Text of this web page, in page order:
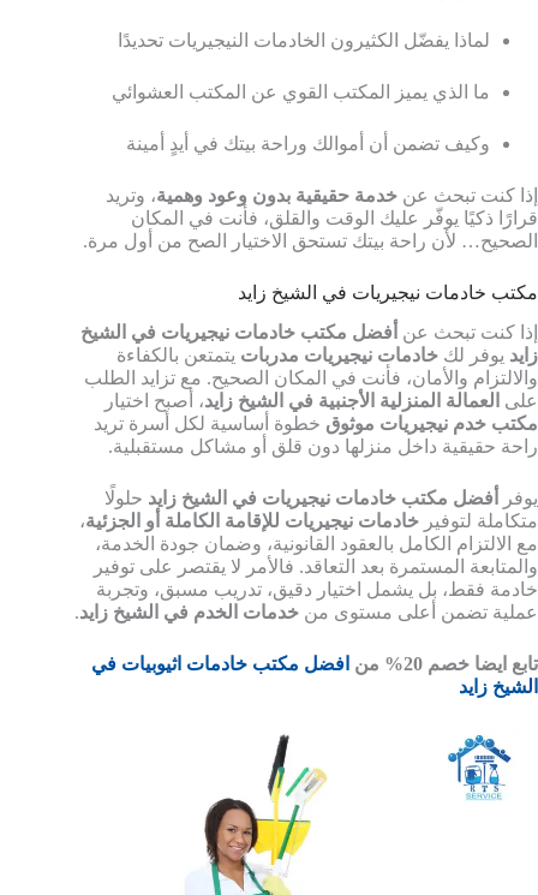
لماذا يفضّل الكثيرون الخادمات النيجيريات تحديدًا
ما الذي يميز المكتب القوي عن المكتب العشوائي
وكيف تضمن أن أموالك وراحة بيتك في أيدٍ أمينة
إذا كنت تبحث عن خدمة حقيقية بدون وعود وهمية، وتريد
قرارًا ذكيًا يوفّر عليك الوقت والقلق، فأنت في المكان
الصحيح… لأن راحة بيتك تستحق الاختيار الصح من أول مرة.
مكتب خادمات نيجيريات في الشيخ زايد
إذا كنت تبحث عن أفضل مكتب خادمات نيجيريات في الشيخ
زايد يوفر لك خادمات نيجيريات مدربات يتمتعن بالكفاءة
والالتزام والأمان، فأنت في المكان الصحيح. مع تزايد الطلب
على العمالة المنزلية الأجنبية في الشيخ زايد، أصبح اختيار
مكتب خدم نيجيريات موثوق خطوة أساسية لكل أسرة تريد
راحة حقيقية داخل منزلها دون قلق أو مشاكل مستقبلية.
يوفر أفضل مكتب خادمات نيجيريات في الشيخ زايد حلولًا
متكاملة لتوفير خادمات نيجيريات للإقامة الكاملة أو الجزئية،
مع الالتزام الكامل بالعقود القانونية، وضمان جودة الخدمة،
والمتابعة المستمرة بعد التعاقد. فالأمر لا يقتصر على توفير
خادمة فقط، بل يشمل اختيار دقيق، تدريب مسبق، وتجربة
عملية تضمن أعلى مستوى من خدمات الخدم في الشيخ زايد.
تابع ايضا خصم 20% من
افضل مكتب خادمات اثيوبيات في
الشيخ زايد